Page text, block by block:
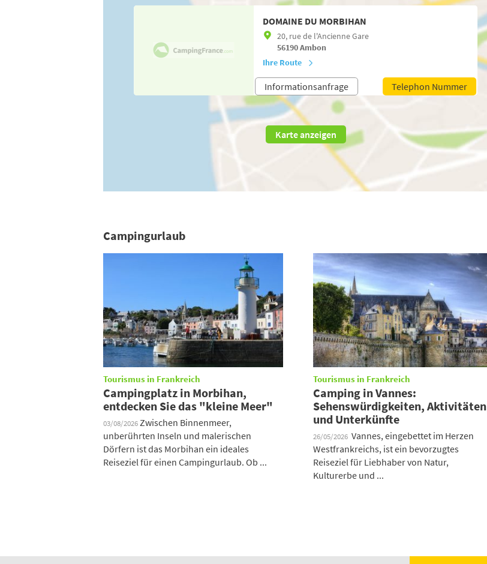
DOMAINE DU MORBIHAN
20, rue de l'Ancienne Gare
56190Ambon
Ihre Route
Informationsanfrage Telephon Nummer
Karte anzeigen
Campingurlaub
Tourismus in Frankreich
Campingplatz in Morbihan,
entdecken Sie das "kleine Meer"
03/08/2026 Zwischen Binnenmeer,
unberührten Inseln und malerischen
Dörfern ist das Morbihan ein ideales
Reiseziel für einen Campingurlaub. Ob ...
Tourismus in Frankreich
Camping in Vannes:
Sehenswürdigkeiten, Aktivitäten
und Unterkünfte
26/05/2026 Vannes, eingebettet im Herzen
Westfrankreichs, ist ein bevorzugtes
Reiseziel für Liebhaber von Natur,
Kulturerbe und ...